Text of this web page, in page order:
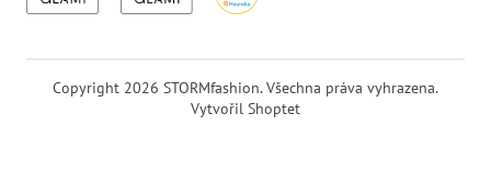
Vytvořil Shoptet
Copyright 2026 STORMfashion. Všechna práva vyhrazena.